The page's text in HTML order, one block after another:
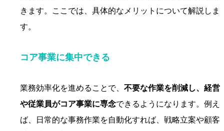
きます。ここでは、具体的なメリットについて解説しま
す。
コア事業に集中できる
業務効率化を進めることで、 不要な作業を削減し、経営
や従業員がコア事業に専念できるようになります。例え
ば、日常的な事務作業を自動化すれば、戦略立案や顧客